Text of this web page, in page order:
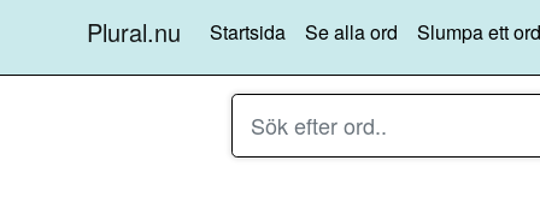
Plural.nu Startsida Se alla ord Slumpa ett